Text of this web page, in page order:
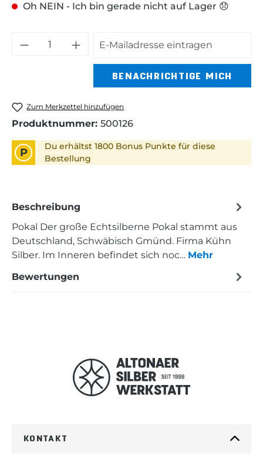
Oh NEIN - Ich bin gerade nicht auf Lager 😞
BENACHRICHTIGE MICH
Zum Merkzettel hinzufügen
Produktnummer: 500126
P
Du erhältst 1800 Bonus Punkte für diese
Bestellung
Beschreibung
Pokal Der große Echtsilberne Pokal stammt aus
Deutschland, Schwäbisch Gmünd. Firma Kühn
Silber. Im Inneren befindet sich noc… Mehr
Bewertungen
KONTAKT